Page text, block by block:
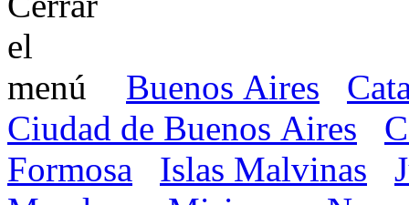
Buenos Aires
Ciudad de Buenos Aires
Formosa
Islas Malvinas